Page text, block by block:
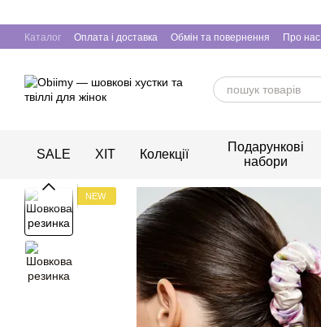
Каталог Оплата і доставка Обмін та повернення Про нас
SALE ХІТ Колекції
Подарункові
набори
NEW